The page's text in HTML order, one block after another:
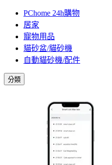
PChome 24h購物
居家
寵物用品
貓砂盆/貓砂機
自動貓砂機/配件
分類